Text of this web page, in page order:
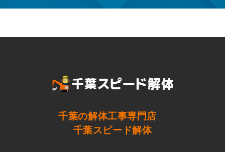
千葉の解体工事専門店
千葉スピード解体